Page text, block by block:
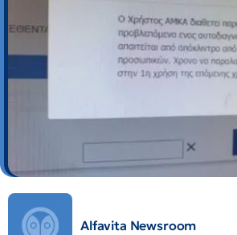
Alfavita Newsroom